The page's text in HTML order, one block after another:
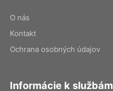
O nás
Kontakt
Ochrana osobných údajov
Informácie k službám